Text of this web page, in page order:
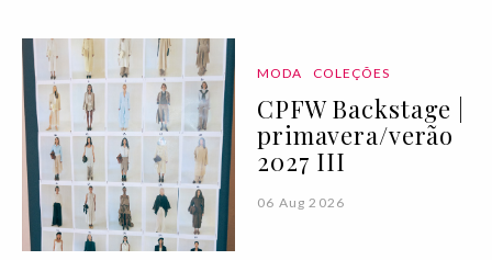
MODA COLEÇÕES
CPFW Backstage |
primavera/verão
2027 III
06 Aug 2026